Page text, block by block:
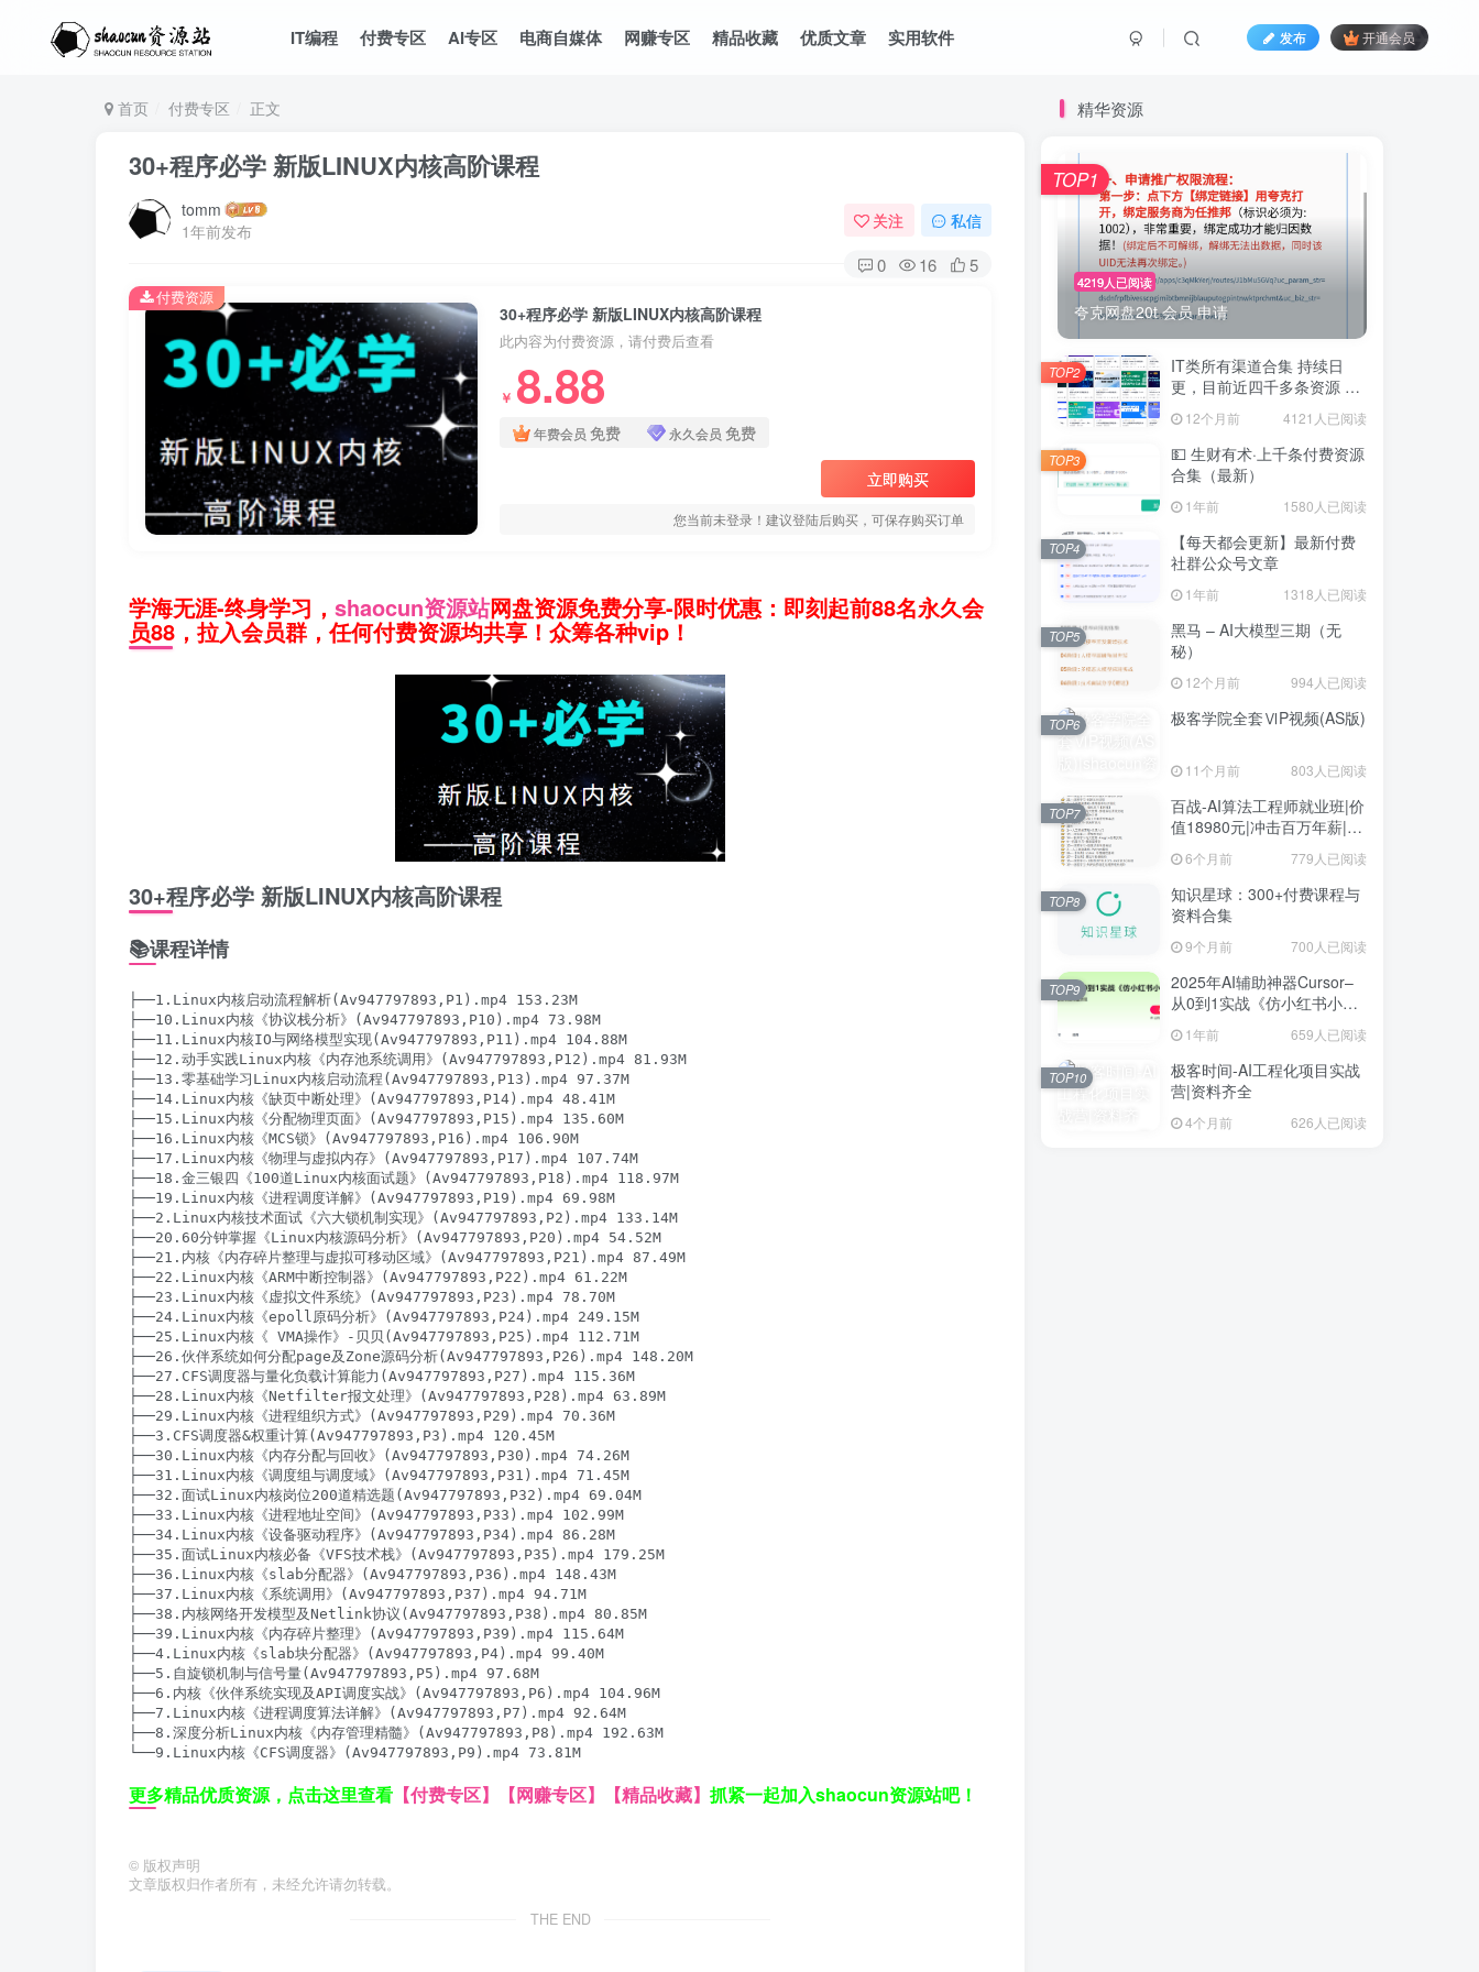
IT编程 付费专区 AI专区 电商自媒体 网赚专区 精品收藏 优质文章 实用软件 发布 开通会员
首页 付费专区 正文
30+程序必学 新版LINUX内核高阶课程
tomm
1年前发布
关注 私信
0 16 5
30+程序必学 新版LINUX内核高阶课程
此内容为付费资源，请付费后查看
￥ 8.88
年费会员 免费 永久会员 免费
立即购买
您当前未登录！建议登陆后购买，可保存购买订单
付费资源
学海无涯-终身学习， shaocun资源站网盘资源免费分享-限时优惠：即刻起前88名永久会
员88，拉入会员群，任何付费资源均共享！众筹各种vip！
30+程序必学 新版LINUX内核高阶课程
📚课程详情
├──1.Linux内核启动流程解析(Av947797893,P1).mp4 153.23M
├──10.Linux内核《协议栈分析》(Av947797893,P10).mp4 73.98M
├──11.Linux内核IO与网络模型实现(Av947797893,P11).mp4 104.88M
├──12.动手实践Linux内核《内存池系统调用》(Av947797893,P12).mp4 81.93M
├──13.零基础学习Linux内核启动流程(Av947797893,P13).mp4 97.37M
├──14.Linux内核《缺页中断处理》(Av947797893,P14).mp4 48.41M
├──15.Linux内核《分配物理页面》(Av947797893,P15).mp4 135.60M
├──16.Linux内核《MCS锁》(Av947797893,P16).mp4 106.90M
├──17.Linux内核《物理与虚拟内存》(Av947797893,P17).mp4 107.74M
├──18.金三银四《100道Linux内核面试题》(Av947797893,P18).mp4 118.97M
├──19.Linux内核《进程调度详解》(Av947797893,P19).mp4 69.98M
├──2.Linux内核技术面试《六大锁机制实现》(Av947797893,P2).mp4 133.14M
├──20.60分钟掌握《Linux内核源码分析》(Av947797893,P20).mp4 54.52M
├──21.内核《内存碎片整理与虚拟可移动区域》(Av947797893,P21).mp4 87.49M
├──22.Linux内核《ARM中断控制器》(Av947797893,P22).mp4 61.22M
├──23.Linux内核《虚拟文件系统》(Av947797893,P23).mp4 78.70M
├──24.Linux内核《epoll原码分析》(Av947797893,P24).mp4 249.15M
├──25.Linux内核《 VMA操作》-贝贝(Av947797893,P25).mp4 112.71M
├──26.伙伴系统如何分配page及Zone源码分析(Av947797893,P26).mp4 148.20M
├──27.CFS调度器与量化负载计算能力(Av947797893,P27).mp4 115.36M
├──28.Linux内核《Netfilter报文处理》(Av947797893,P28).mp4 63.89M
├──29.Linux内核《进程组织方式》(Av947797893,P29).mp4 70.36M
├──3.CFS调度器&权重计算(Av947797893,P3).mp4 120.45M
├──30.Linux内核《内存分配与回收》(Av947797893,P30).mp4 74.26M
├──31.Linux内核《调度组与调度域》(Av947797893,P31).mp4 71.45M
├──32.面试Linux内核岗位200道精选题(Av947797893,P32).mp4 69.04M
├──33.Linux内核《进程地址空间》(Av947797893,P33).mp4 102.99M
├──34.Linux内核《设备驱动程序》(Av947797893,P34).mp4 86.28M
├──35.面试Linux内核必备《VFS技术栈》(Av947797893,P35).mp4 179.25M
├──36.Linux内核《slab分配器》(Av947797893,P36).mp4 148.43M
├──37.Linux内核《系统调用》(Av947797893,P37).mp4 94.71M
├──38.内核网络开发模型及Netlink协议(Av947797893,P38).mp4 80.85M
├──39.Linux内核《内存碎片整理》(Av947797893,P39).mp4 115.64M
├──4.Linux内核《slab块分配器》(Av947797893,P4).mp4 99.40M
├──5.自旋锁机制与信号量(Av947797893,P5).mp4 97.68M
├──6.内核《伙伴系统实现及API调度实战》(Av947797893,P6).mp4 104.96M
├──7.Linux内核《进程调度算法详解》(Av947797893,P7).mp4 92.64M
├──8.深度分析Linux内核《内存管理精髓》(Av947797893,P8).mp4 192.63M
└──9.Linux内核《CFS调度器》(Av947797893,P9).mp4 73.81M
更多精品优质资源，点击这里查看 【付费专区】 【网赚专区】 【精品收藏】 抓紧一起加入shaocun资源站吧！
© 版权声明
文章版权归作者所有，未经允许请勿转载。
THE END
精华资源
4219人已阅读
夸克网盘20t 会员 申请
TOP1
IT类所有渠道合集 持续日
更，目前近四千多条资源 年
12个月前 4121人已阅读
TOP2
💵 生财有术·上千条付费资源
合集（最新）
1年前 1580人已阅读
TOP3
【每天都会更新】最新付费
社群公众号文章
1年前 1318人已阅读
TOP4
黑马 – AI大模型三期（无
秘）
12个月前 994人已阅读
TOP5
极客学院全套ⅥP视频(AS版)
11个月前 803人已阅读
TOP6
百战-AI算法工程师就业班|价
值18980元|冲击百万年薪|完
结无秘
6个月前 779人已阅读
TOP7
知识星球：300+付费课程与
资料合集
9个月前 700人已阅读
TOP8
2025年AI辅助神器Cursor–
从0到1实战《仿小红书小程
序》1年前 659人已阅读
TOP9
极客时间-AI工程化项目实战
营|资料齐全
4个月前 626人已阅读
TOP10